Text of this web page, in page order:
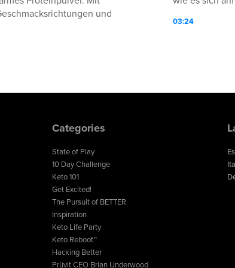
und
ein fester Teil deiner
03:24
Categories
State of Play
10 Day Challenge
Keto 101
Get Excited!
The Pursuit of BETTER
Inspiration
Keto Life Party
Keto Reboot™
Hacking Better
Prüvit CEO Brian Underwood